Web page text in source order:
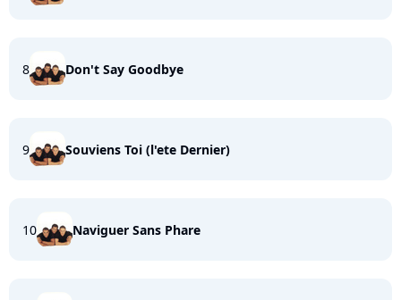
8 Don't Say Goodbye
9 Souviens Toi (l'ete Dernier)
10 Naviguer Sans Phare